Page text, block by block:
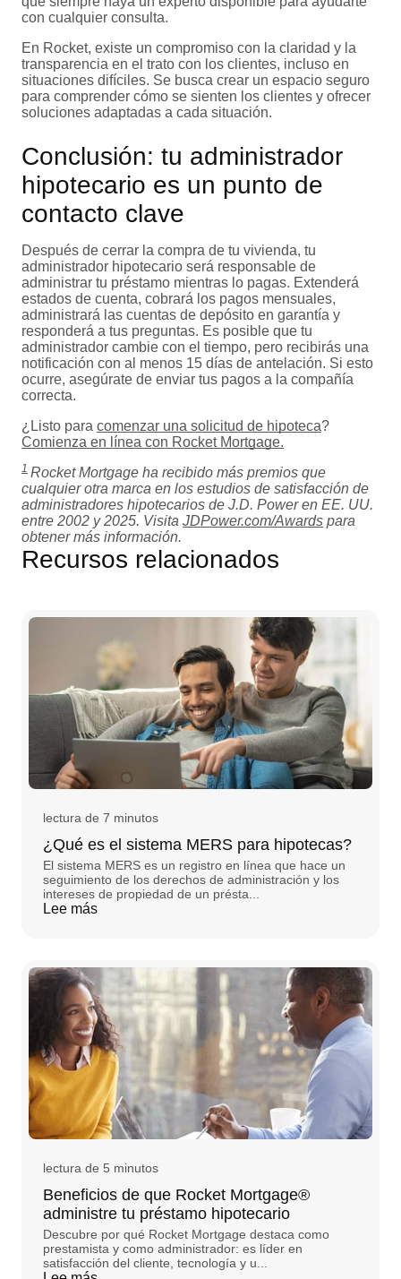
con cualquier consulta.
En Rocket, existe un compromiso con la claridad y la
transparencia en el trato con los clientes, incluso en
situaciones difíciles. Se busca crear un espacio seguro
para comprender cómo se sienten los clientes y ofrecer
soluciones adaptadas a cada situación.
Conclusión: tu administrador
hipotecario es un punto de
contacto clave
Después de cerrar la compra de tu vivienda, tu
administrador hipotecario será responsable de
administrar tu préstamo mientras lo pagas. Extenderá
estados de cuenta, cobrará los pagos mensuales,
administrará las cuentas de depósito en garantía y
responderá a tus preguntas. Es posible que tu
administrador cambie con el tiempo, pero recibirás una
notificación con al menos 15 días de antelación. Si esto
ocurre, asegúrate de enviar tus pagos a la compañía
correcta.
¿Listo para comenzar una solicitud de hipoteca?
Comienza en línea con Rocket Mortgage.
1 Rocket Mortgage ha recibido más premios que
cualquier otra marca en los estudios de satisfacción de
administradores hipotecarios de J.D. Power en EE. UU.
entre 2002 y 2025. Visita JDPower.com/Awards para
obtener más información.
Recursos relacionados
lectura de 7 minutos
¿Qué es el sistema MERS para hipotecas?
El sistema MERS es un registro en línea que hace un
seguimiento de los derechos de administración y los
intereses de propiedad de un présta...
Lee más
lectura de 5 minutos
Beneficios de que Rocket Mortgage®
administre tu préstamo hipotecario
Descubre por qué Rocket Mortgage destaca como
prestamista y como administrador: es líder en
satisfacción del cliente, tecnología y u...